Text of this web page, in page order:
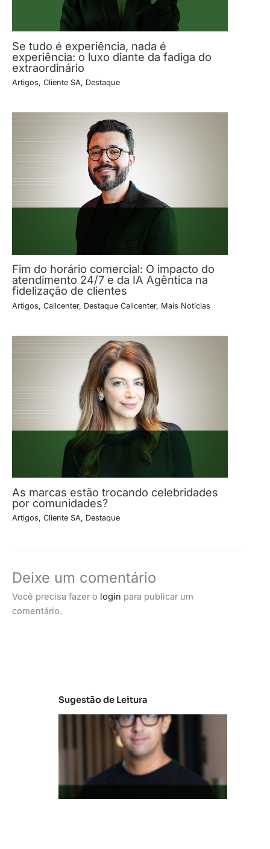
Se tudo é experiência, nada é
experiência: o luxo diante da fadiga do
extraordinário
Artigos, Cliente SA, Destaque
Fim do horário comercial: O impacto do
atendimento 24/7 e da IA Agêntica na
fidelização de clientes
Artigos, Callcenter, Destaque Callcenter, Mais Notícias
As marcas estão trocando celebridades
por comunidades?
Artigos, Cliente SA, Destaque
Deixe um comentário
Você precisa fazer o login para publicar um
comentário.
Sugestão de Leitura